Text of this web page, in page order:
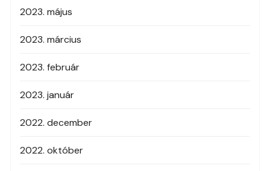
2023. május
2023. március
2023. február
2023. január
2022. december
2022. október